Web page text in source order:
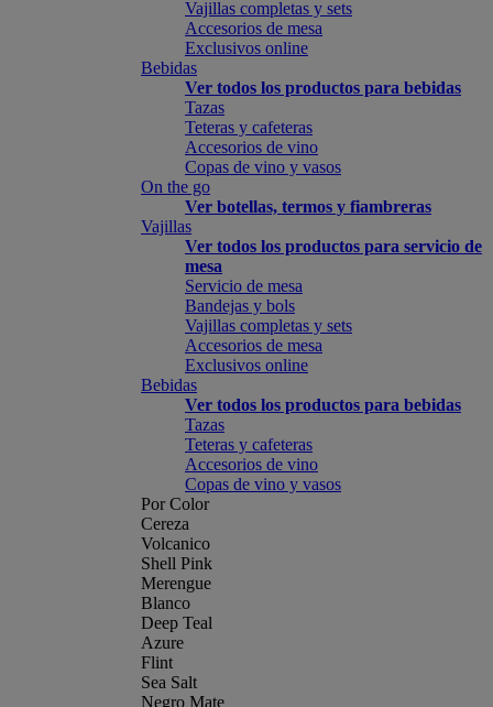
Vajillas completas y sets
Accesorios de mesa
Exclusivos online
Bebidas
Ver todos los productos para bebidas
Tazas
Teteras y cafeteras
Accesorios de vino
Copas de vino y vasos
On the go
Ver botellas, termos y fiambreras
Vajillas
Ver todos los productos para servicio de
mesa
Servicio de mesa
Bandejas y bols
Vajillas completas y sets
Accesorios de mesa
Exclusivos online
Bebidas
Ver todos los productos para bebidas
Tazas
Teteras y cafeteras
Accesorios de vino
Copas de vino y vasos
Por Color
Cereza
Volcanico
Shell Pink
Merengue
Blanco
Deep Teal
Azure
Flint
Sea Salt
Negro Mate